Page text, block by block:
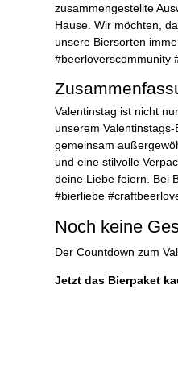
zusammengestellte
Hause. Wir möchten,
unsere Biersorten
#beerloverscommunity
Valentinstag ist nicht
unserem
gemeinsam
und eine stilvolle
deine Liebe feiern. Bei
#bierliebe
Noch keine
Der Countdown zum
Jetzt das Bierpaket